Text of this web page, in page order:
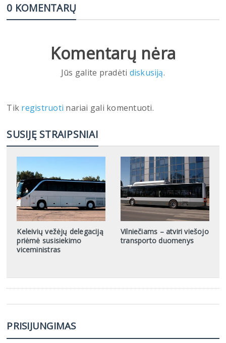
0 KOMENTARŲ
Komentarų nėra
Jūs galite pradėti diskusiją.
Tik registruoti nariai gali komentuoti.
SUSIJĘ STRAIPSNIAI
Keleivių vežėjų delegaciją
priėmė susisiekimo
viceministras
Vilniečiams – atviri viešojo
transporto duomenys
PRISIJUNGIMAS